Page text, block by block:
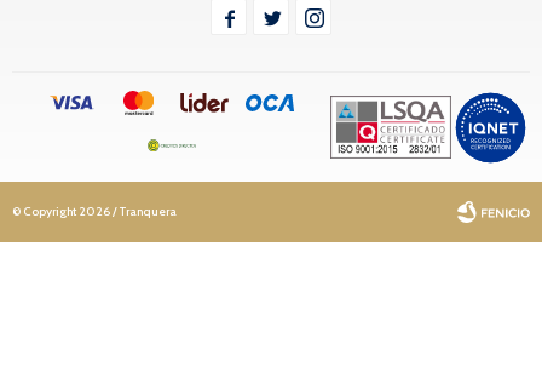
  
© Copyright 2026 / Tranquera